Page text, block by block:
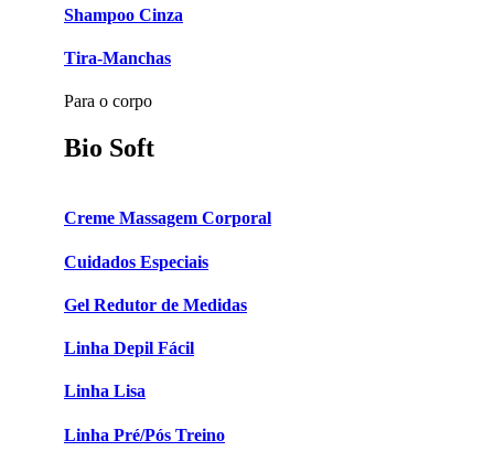
Shampoo Cinza
Tira-Manchas
Para o corpo
Bio Soft
Creme Massagem Corporal
Cuidados Especiais
Gel Redutor de Medidas
Linha Depil Fácil
Linha Lisa
Linha Pré/Pós Treino